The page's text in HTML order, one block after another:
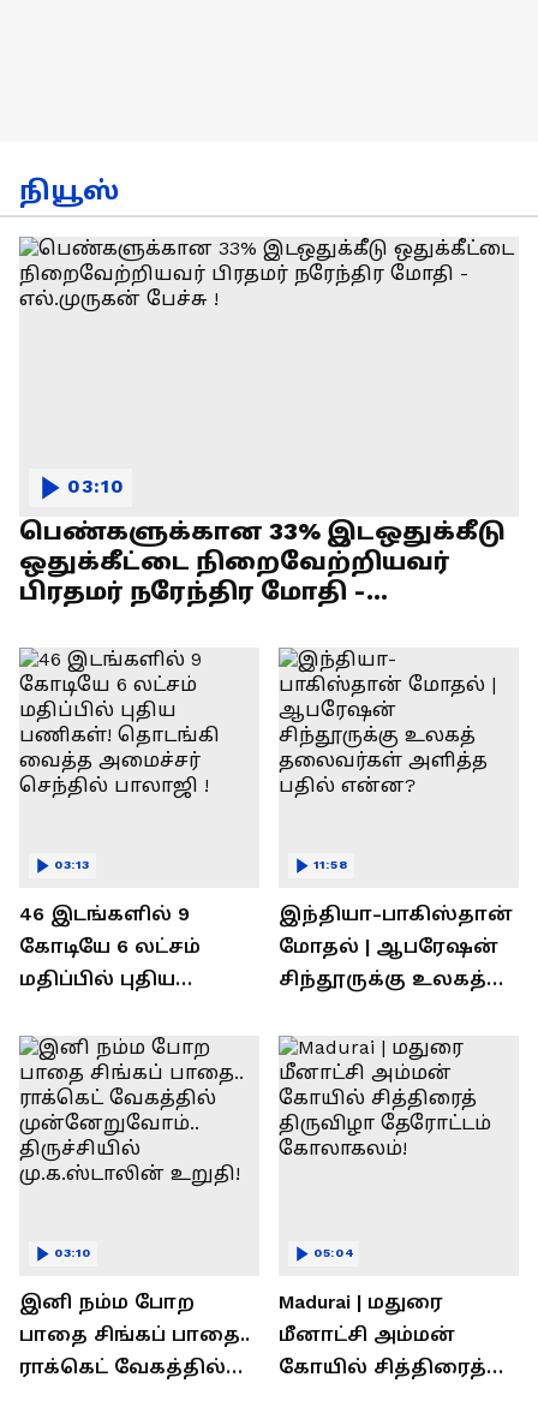
நியூஸ்
பெண்களுக்கான 33% இடஒதுக்கீடு
ஒதுக்கீட்டை நிறைவேற்றியவர்
பிரதமர் நரேந்திர மோதி -
03:10
46 இடங்களில் 9
கோடியே 6 லட்சம்
மதிப்பில் புதிய
வைத்த அமைச்சர்
செந்தில் பாலாஜி !
03:13
இந்தியா-பாகிஸ்தான்
மோதல் | ஆபரேஷன்
சிந்தூருக்கு உலகத்
பதில் என்ன?
11:58
இனி நம்ம போற
பாதை சிங்கப் பாதை..
ராக்கெட் வேகத்தில்
03:10
Madurai | மதுரை
மீனாட்சி அம்மன்
கோயில் சித்திரைத்
05:04